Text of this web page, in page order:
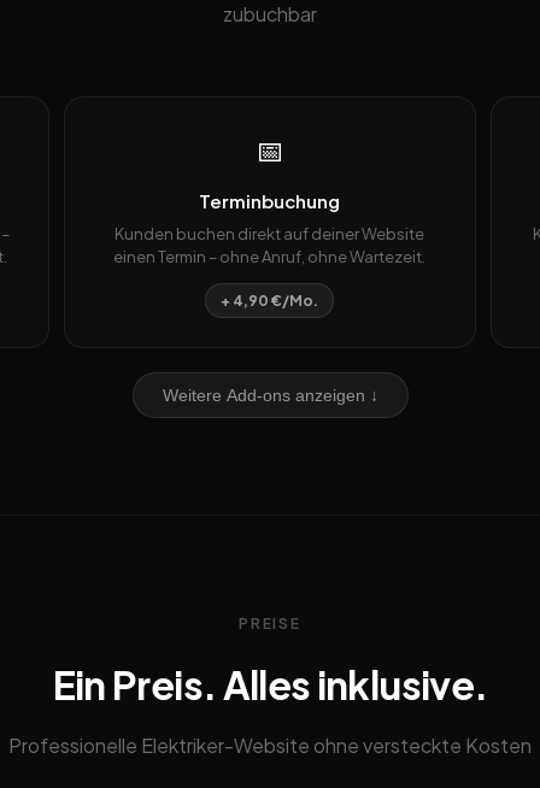
zubuchbar
📅
Terminbuchung
Kunden buchen direkt auf deiner Website
einen Termin – ohne Anruf, ohne Wartezeit.
+ 4,90 €/Mo.
Weitere Add-ons anzeigen ↓
PREISE
Ein Preis. Alles inklusive.
Professionelle Elektriker-Website ohne versteckte Kosten